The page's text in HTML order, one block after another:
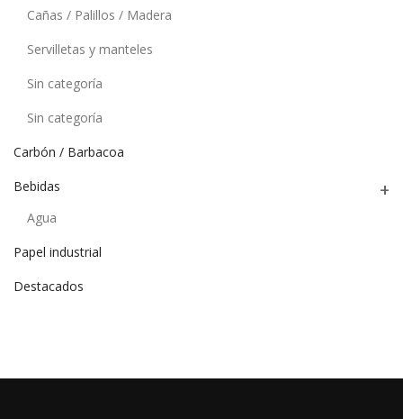
Cañas / Palillos / Madera
Servilletas y manteles
Sin categoría
Sin categoría
Carbón / Barbacoa
Bebidas
Agua
Papel industrial
Destacados